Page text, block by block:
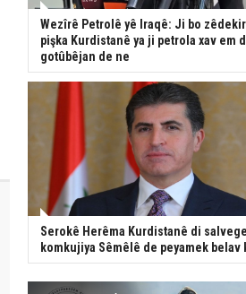
Wezîrê Petrolê yê Iraqê: Ji bo
pişka Kurdistanê ya ji petrola xav em
gotûbêjan de ne
Serokê Herêma Kurdistanê di
komkujiya Sêmêlê de peyamek belav